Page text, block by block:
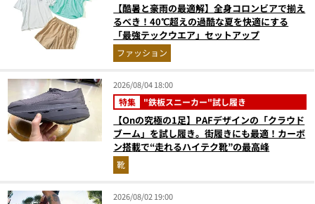
【酷暑と豪雨の最適解】全身コロンビアで揃え
るべき！40℃超えの過酷な夏を快適にする
「最強テックウエア」セットアップ
ファッション
2026/08/04 18:00
特集 "鉄板スニーカー"試し履き
【Onの究極の1足】PAFデザインの「クラウド
ブーム」を試し履き。街履きにも最適！カーボ
ン搭載で“走れるハイテク靴”の最高峰
靴
2026/08/02 19:00